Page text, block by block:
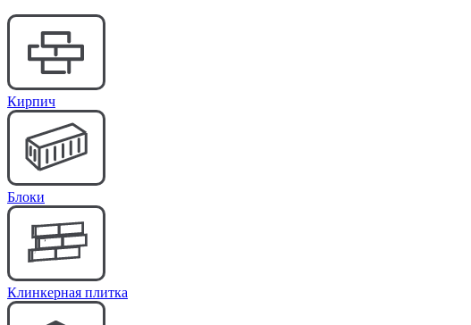
Кирпич
Блоки
Клинкерная плитка